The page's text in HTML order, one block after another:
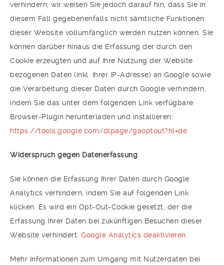
verhindern; wir weisen Sie jedoch darauf hin, dass Sie in
diesem Fall gegebenenfalls nicht sämtliche Funktionen
dieser Website vollumfänglich werden nutzen können. Sie
können darüber hinaus die Erfassung der durch den
Cookie erzeugten und auf Ihre Nutzung der Website
bezogenen Daten (inkl. Ihrer IP-Adresse) an Google sowie
die Verarbeitung dieser Daten durch Google verhindern,
indem Sie das unter dem folgenden Link verfügbare
Browser-Plugin herunterladen und installieren:
https://tools.google.com/dlpage/gaoptout?hl=de
Widerspruch gegen Datenerfassung
Sie können die Erfassung Ihrer Daten durch Google
Analytics verhindern, indem Sie auf folgenden Link
klicken. Es wird ein Opt-Out-Cookie gesetzt, der die
Erfassung Ihrer Daten bei zukünftigen Besuchen dieser
Website verhindert: Google Analytics deaktivieren
Mehr Informationen zum Umgang mit Nutzerdaten bei